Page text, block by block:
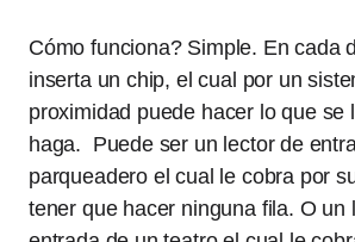
Cómo funciona? Simple. En cada
inserta un chip, el cual por un
proximidad puede hacer lo que se
haga. Puede ser un lector de
parqueadero el cual le cobra por
tener que hacer ninguna fila. O un